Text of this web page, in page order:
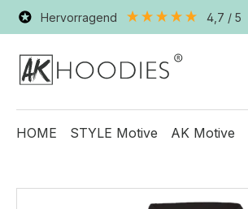
Hervorragend 4,7 / 5
HOME STYLE Motive AK Motive